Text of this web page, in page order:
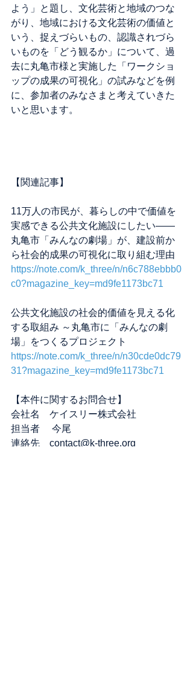
よう」と題し、文化芸術と地域のつな
がり、地域における文化芸術の価値と
いう、捉えづらいもの、認識されづら
いものを「どう観るか」について、過
去に丸亀市様と実施した「ワークショ
ップの成果の可視化」の試みなどを例
に、参加者のみなさまと考えていきた
いと思います。
【関連記事】
11万人の市民が、暮らしの中で価値を
実感できる公共文化施設にしたい――
丸亀市「みんなの劇場」が、建設前か
ら社会的成果の可視化に取り組む理由
https://note.com/k_three/n/n6c788ebbb0
c0?magazine_key=md9fe1173bc71
公共文化施設の社会的価値を見える化
する取組み ～丸亀市に「みんなの劇
場」をつくるプロジェクト
https://note.com/k_three/n/n30cde0dc79
31?magazine_key=md9fe1173bc71
【本件に関するお問合せ】
会社名　ケイスリー株式会社
担当者 　今尾
連絡先　contact@k-three.org